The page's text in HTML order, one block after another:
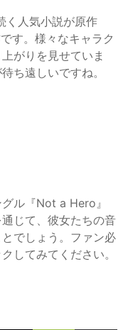
く人気小説が原作
す。様々なキャラク
がりを見せていま
ち遠しいですね。
ル『Not a Hero』
じて、彼女たちの音
でしょう。ファン必
してみてください。